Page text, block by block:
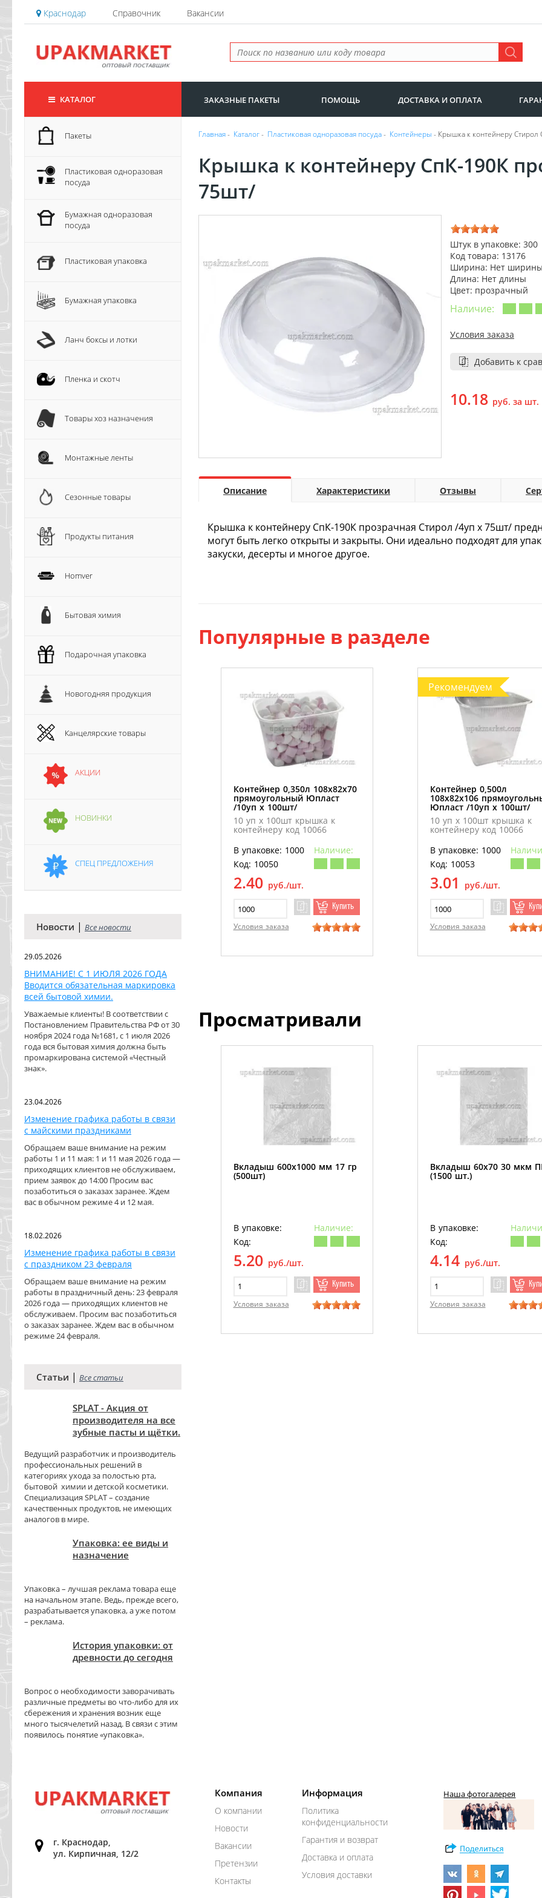
Краснодар Справочник Вакансии
КАТАЛОГ ЗАКАЗНЫЕ ПАКЕТЫ ПОМОЩЬ ДОСТАВКА И ОПЛАТА
Пакеты
Пластиковая одноразовая
посуда
Бумажная одноразовая
посуда
Пластиковая упаковка
Бумажная упаковка
Ланч боксы и лотки
Пленка и скотч
Товары хоз назначения
Монтажные ленты
Сезонные товары
Продукты питания
Homver
Бытовая химия
Подарочная упаковка
Новогодняя продукция
Канцелярские товары
АКЦИИ
НОВИНКИ
СПЕЦ ПРЕДЛОЖЕНИЯ
Новости | Все новости
29.05.2026
ВНИМАНИЕ! С 1 ИЮЛЯ 2026 ГОДА
Вводится обязательная маркировка
всей бытовой химии.
Уважаемые клиенты! В соответствии с
Постановлением Правительства РФ от 30
ноября 2024 года №1681, с 1 июля 2026
года вся бытовая химия должна быть
промаркирована системой «Честный
знак».
23.04.2026
Изменение графика работы в связи
с майскими праздниками
Обращаем ваше внимание на режим
работы 1 и 11 мая: 1 и 11 мая 2026 года —
приходящих клиентов не обслуживаем,
прием заявок до 14:00 Просим вас
позаботиться о заказах заранее. Ждем
вас в обычном режиме 4 и 12 мая.
18.02.2026
Изменение графика работы в связи
с праздником 23 февраля
Обращаем ваше внимание на режим
работы в праздничный день: 23 февраля
2026 года — приходящих клиентов не
обслуживаем. Просим вас позаботиться
о заказах заранее. Ждем вас в обычном
режиме 24 февраля.
Статьи | Все статьи
SPLAT - Акция от
производителя на все
зубные пасты и щётки.
Ведущий разработчик и производитель
профессиональных решений в
категориях ухода за полостью рта,
бытовой химии и детской косметики.
Специализация SPLAT – создание
качественных продуктов, не имеющих
аналогов в мире.
Упаковка: ее виды и
назначение
Упаковка – лучшая реклама товара еще
на начальном этапе. Ведь, прежде всего,
разрабатывается упаковка, а уже потом
– реклама.
История упаковки: от
древности до сегодня
Вопрос о необходимости заворачивать
различные предметы во что-либо для их
сбережения и хранения возник еще
много тысячелетий назад. В связи с этим
появилось понятие «упаковка».
Главная- Каталог- Пластиковая одноразовая посуда- Контейнеры - Крышка к контейнеру
Крышка к контейнеру СпК-190К
75шт/
Штук в упаковке: 300
Код товара: 13176
Ширина: Нет
Длина: Нет длины
Цвет: прозрачный
Наличие:
Условия заказа
Добавить к
10.18 руб. за шт.
Описание Характеристики Отзывы
Крышка к контейнеру СпК-190К прозрачная Стирол /4уп х 75шт/
могут быть легко открыты и закрыты. Они идеально подходят для
закуски, десерты и многое другое.
Популярные в разделе
Контейнер 0,350л 108х82х70
прямоугольный Юпласт
/10уп х 100шт/
10 уп х 100шт крышка к
контейнеру код 10066
В упаковке: 1000
Наличие:
Код: 10050
2.40 руб./шт.
Купить
Условия заказа
Рекомендуем
Контейнер 0,500л
108х82х106
Юпласт /10уп х 100шт/
10 уп х 100шт крышка к
контейнеру код 10066
В упаковке: 1000
Код: 10053
3.01 руб./шт.
Условия заказа
Просматривали
Вкладыш 600х1000 мм 17 гр
(500шт)
В упаковке:
Наличие:
Код:
5.20 руб./шт.
Купить
Условия заказа
Вкладыш 60х70 30 мкм
(1500 шт.)
В упаковке:
Код:
4.14 руб./шт.
Условия заказа
г. Краснодар,
ул. Кирпичная, 12/2
Компания
О компании
Новости
Вакансии
Претензии
Контакты
Информация
Политика
конфиденциальности
Гарантия и возврат
Доставка и оплата
Условия доставки
Наша фотогалерея